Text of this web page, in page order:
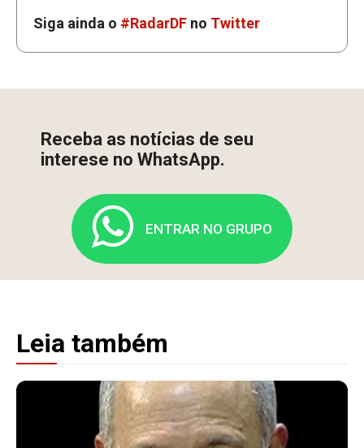
Siga ainda o #RadarDF no Twitter
Receba as notícias de seu
interese no WhatsApp.
ENTRAR NO GRUPO
Leia também